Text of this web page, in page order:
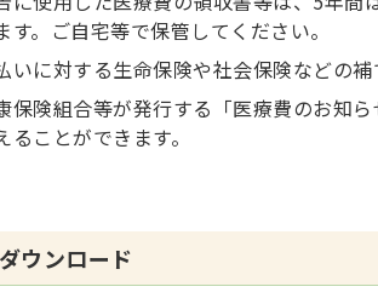
す。ご自宅等で保管してください。
いに対する生命保険や社会保険などの
保険組合等が発行する「医療費のお知
ることができます。
ウンロード